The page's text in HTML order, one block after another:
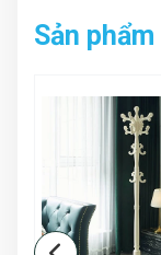
Sản